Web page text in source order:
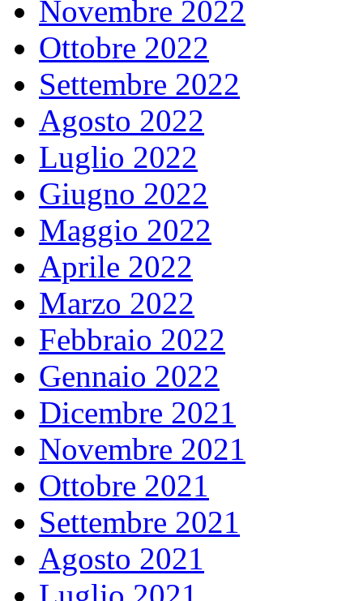
Novembre 2022
Ottobre 2022
Settembre 2022
Agosto 2022
Luglio 2022
Giugno 2022
Maggio 2022
Aprile 2022
Marzo 2022
Febbraio 2022
Gennaio 2022
Dicembre 2021
Novembre 2021
Ottobre 2021
Settembre 2021
Agosto 2021